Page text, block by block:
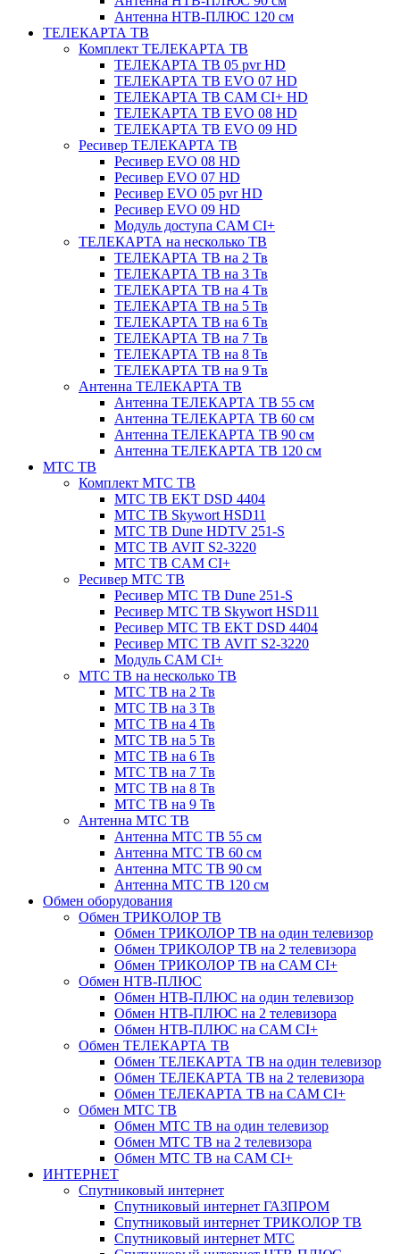
Антенна НТВ-ПЛЮС 120 см
ТЕЛЕКАРТА ТВ
Комплект ТЕЛЕКАРТА ТВ
ТЕЛЕКАРТА ТВ 05 pvr HD
ТЕЛЕКАРТА ТВ EVO 07 HD
ТЕЛЕКАРТА ТВ CAM CI+ HD
ТЕЛЕКАРТА ТВ EVO 08 HD
ТЕЛЕКАРТА ТВ EVO 09 HD
Ресивер ТЕЛЕКАРТА ТВ
Ресивер EVO 08 HD
Ресивер EVO 07 HD
Ресивер EVO 05 pvr HD
Ресивер EVO 09 HD
Модуль доступа CAM CI+
ТЕЛЕКАРТА на несколько ТВ
ТЕЛЕКАРТА ТВ на 2 Тв
ТЕЛЕКАРТА ТВ на 3 Тв
ТЕЛЕКАРТА ТВ на 4 Тв
ТЕЛЕКАРТА ТВ на 5 Тв
ТЕЛЕКАРТА ТВ на 6 Тв
ТЕЛЕКАРТА ТВ на 7 Тв
ТЕЛЕКАРТА ТВ на 8 Тв
ТЕЛЕКАРТА ТВ на 9 Тв
Антенна ТЕЛЕКАРТА ТВ
Антенна ТЕЛЕКАРТА ТВ 55 см
Антенна ТЕЛЕКАРТА ТВ 60 см
Антенна ТЕЛЕКАРТА ТВ 90 см
Антенна ТЕЛЕКАРТА ТВ 120 см
МТС ТВ
Комплект МТС ТВ
МТС ТВ EKT DSD 4404
МТС ТВ Skywort HSD11
МТС ТВ Dune HDTV 251-S
МТС ТВ AVIT S2-3220
МТС ТВ CAM CI+
Ресивер МТС ТВ
Ресивер МТС ТВ Dune 251-S
Ресивер МТС ТВ Skywort HSD11
Ресивер МТС ТВ EKT DSD 4404
Ресивер МТС ТВ AVIT S2-3220
Модуль CAM CI+
МТС ТВ на несколько ТВ
МТС ТВ на 2 Тв
МТС ТВ на 3 Тв
МТС ТВ на 4 Тв
МТС ТВ на 5 Тв
МТС ТВ на 6 Тв
МТС ТВ на 7 Тв
МТС ТВ на 8 Тв
МТС ТВ на 9 Тв
Антенна МТС ТВ
Антенна МТС ТВ 55 см
Антенна МТС ТВ 60 см
Антенна МТС ТВ 90 см
Антенна МТС ТВ 120 см
Обмен оборудования
Обмен ТРИКОЛОР ТВ
Обмен ТРИКОЛОР ТВ на один телевизор
Обмен ТРИКОЛОР ТВ на 2 телевизора
Обмен ТРИКОЛОР ТВ на CAM CI+
Обмен НТВ-ПЛЮС
Обмен НТВ-ПЛЮС на один телевизор
Обмен НТВ-ПЛЮС на 2 телевизора
Обмен НТВ-ПЛЮС на CAM CI+
Обмен ТЕЛЕКАРТА ТВ
Обмен ТЕЛЕКАРТА ТВ на один телевизор
Обмен ТЕЛЕКАРТА ТВ на 2 телевизора
Обмен ТЕЛЕКАРТА ТВ на CAM CI+
Обмен МТС ТВ
Обмен МТС ТВ на один телевизор
Обмен МТС ТВ на 2 телевизора
Обмен МТС ТВ на CAM CI+
ИНТЕРНЕТ
Спутниковый интернет
Спутниковый интернет ГАЗПРОМ
Спутниковый интернет ТРИКОЛОР ТВ
Спутниковый интернет МТС